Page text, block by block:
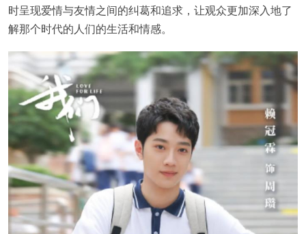
时呈现爱情与友情之间的纠葛和追求，让观众更加深入地了
解那个时代的人们的生活和情感。